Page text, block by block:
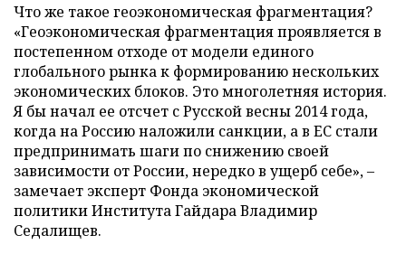
Что же такое геоэкономическая фрагментация?
«Геоэкономическая фрагментация проявляется в
постепенном отходе от модели единого
глобального рынка к формированию нескольких
экономических блоков. Это многолетняя история.
Я бы начал ее отсчет с Русской весны 2014 года,
когда на Россию наложили санкции, а в ЕС стали
предпринимать шаги по снижению своей
зависимости от России, нередко в ущерб себе», –
замечает эксперт Фонда экономической
политики Института Гайдара Владимир
Седалищев.